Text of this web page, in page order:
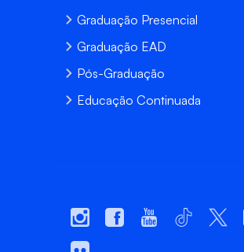
Graduação Presencial
Graduação EAD
Pós-Graduação
Educação Continuada